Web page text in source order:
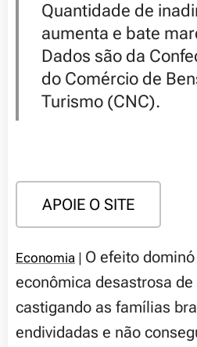
Quantidade de
aumenta e bate
Dados são da
do Comércio de
Turismo (CNC).
APOIE O SITE
Economia | O efeito
econômica desastrosa
castigando as famílias
endividadas e não